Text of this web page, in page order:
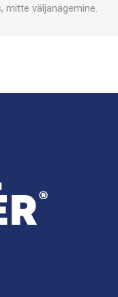
mitte väljanägemine.